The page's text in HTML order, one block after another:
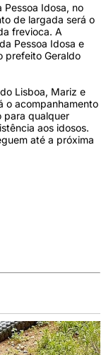
Idosa, no
de largada será o
frevioca. A
Pessoa Idosa e
prefeito Geraldo
Lisboa, Mariz e
o acompanhamento
para qualquer
aos idosos.
até a próxima